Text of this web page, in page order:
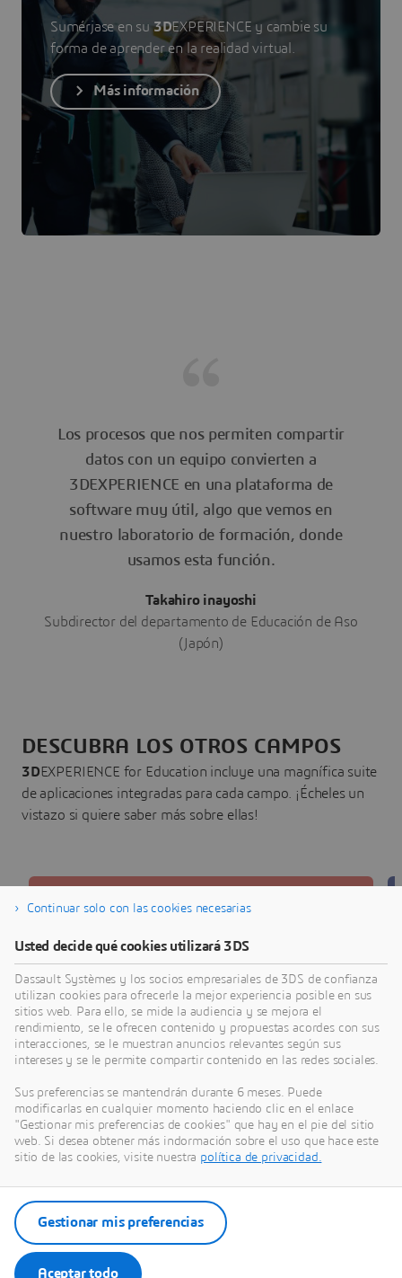
Sumérjase en su3DEXPERIENCE y cambie su
forma de aprender en la realidad virtual.
Más información
Los procesos que nos permiten compartir
datos con un equipo convierten a
3DEXPERIENCE en una plataforma de
software muy útil, algo que vemos en
nuestro laboratorio de formación, donde
usamos esta función.
Takahiro inayoshi
Subdirector del departamento de Educación de Aso
(Japón)
DESCUBRA LOS OTROS CAMPOS
3DEXPERIENCE for Education incluye una magnífica suite
de aplicaciones integradas para cada campo. ¡Écheles un
vistazo si quiere saber más sobre ellas!
3DEXPERIENCE FOR EDUCATION
Diseño 3D
Aplicaciones de SOLIDWORKS en la nube
Explorar
Continuar solo con las cookies necesarias
Usted decide qué cookies utilizará 3DS
Dassault Systèmes y los socios empresariales de 3DS de confianza
utilizan cookies para ofrecerle la mejor experiencia posible en sus
sitios web. Para ello, se mide la audiencia y se mejora el
rendimiento, se le ofrecen contenido y propuestas acordes con sus
interacciones, se le muestran anuncios relevantes según sus
intereses y se le permite compartir contenido en las redes sociales.
Sus preferencias se mantendrán durante 6 meses. Puede
modificarlas en cualquier momento haciendo clic en el enlace
"Gestionar mis preferencias de cookies" que hay en el pie del sitio
web. Si desea obtener más indormación sobre el uso que hace este
sitio de las cookies, visite nuestra política de privacidad.
Aceptar todo
Gestionar mis preferencias